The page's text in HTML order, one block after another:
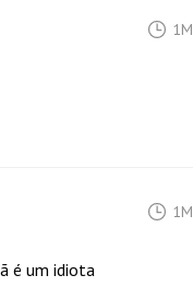
1M
1M
é um idiota